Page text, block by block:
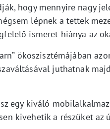
hogy mennyire nagy
lépnek a tettek
ismeret hiánya az
ökoszisztémájában
juthatnak
egy kiváló
kivehetik a részüket az